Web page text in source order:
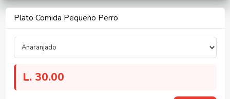
Plato Comida Pequeño Perro
L. 30.00